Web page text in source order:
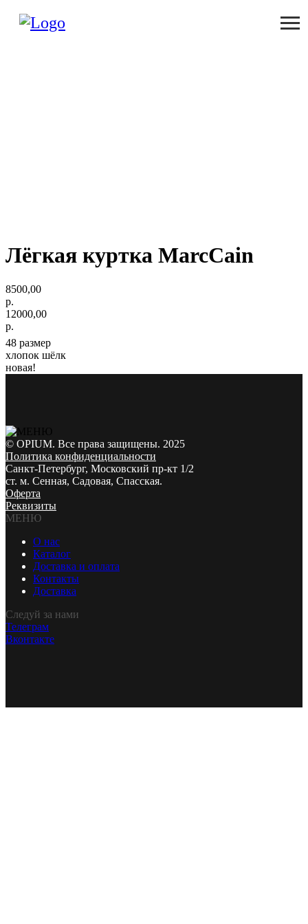
Лёгкая куртка MarcCain
8500,00
р.
12000,00
р.
48 размер
хлопок шёлк
новая!
© OPIUM. Все права защищены. 2025
Политика конфиденциальности
Санкт-Петербург, Московский пр-кт 1/2
ст. м. Сенная, Садовая, Спасская.
Оферта
Реквизиты
МЕНЮ
О нас
Каталог
Доставка и оплата
Контакты
Доставка
Следуй за нами
Телеграм
Вконтакте